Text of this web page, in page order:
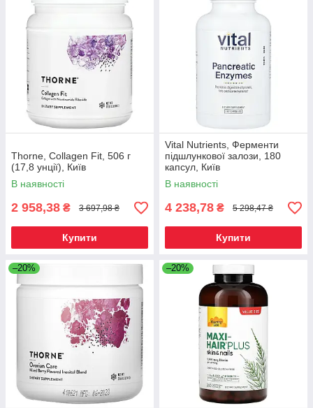
Thorne, Collagen Fit, 506 г
(17,8 унції), Київ
В наявності
2 958,38 ₴ 3 697,98 ₴
Купити
Vital Nutrients, Ферменти
підшлункової залози, 180
капсул, Київ
В наявності
4 238,78 ₴ 5 298,47 ₴
Купити
–20% –20%